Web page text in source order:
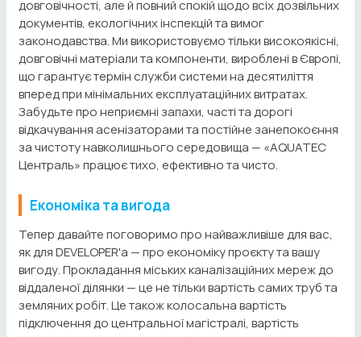
довговічності, але й повний спокій щодо всіх дозвільних
документів, екологічних інспекцій та вимог
законодавства. Ми використовуємо тільки високоякісні,
довговічні матеріали та компоненти, вироблені в Європі,
що гарантує термін служби системи на десятиліття
вперед при мінімальних експлуатаційних витратах.
Забудьте про неприємні запахи, часті та дорогі
відкачування асенізаторами та постійне занепокоєння
за чистоту навколишнього середовища — «AQUATEC
Централь» працює тихо, ефективно та чисто.
Економіка та вигода
Тепер давайте поговоримо про найважливіше для вас,
як для DEVELOPER'а — про економіку проєкту та вашу
вигоду. Прокладання міських каналізаційних мереж до
віддаленої ділянки — це не тільки вартість самих труб та
земляних робіт. Це також колосальна вартість
підключення до центральної магістралі, вартість